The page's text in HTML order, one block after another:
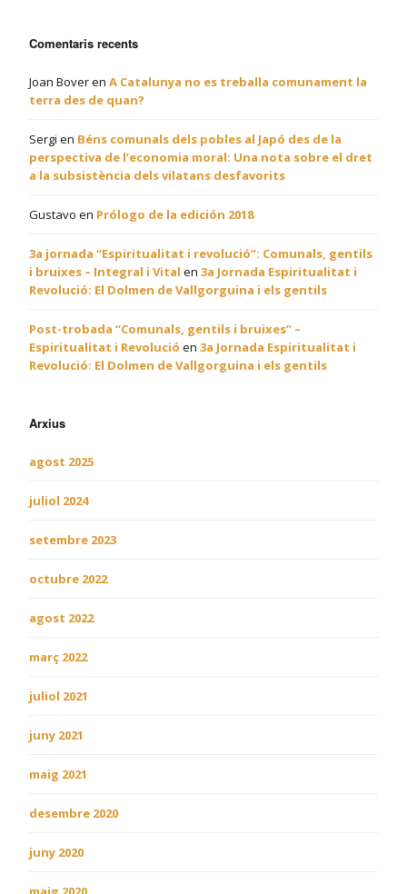
Comentaris recents
Joan Boveren A Catalunya no es treballa comunament la
terra des de quan?
Sergi en Béns comunals dels pobles al Japó des de la
perspectiva de l’economia moral: Una nota sobre el dret
a la subsistència dels vilatans desfavorits
Gustavo en Prólogo de la edición 2018
3a jornada “Espiritualitat i revolució”: Comunals, gentils
i bruixes – Integral i Vital en 3a Jornada Espiritualitat i
Revolució: El Dolmen de Vallgorguina i els gentils
Post-trobada “Comunals, gentils i bruixes” –
Espiritualitat i Revolució en 3a Jornada Espiritualitat i
Revolució: El Dolmen de Vallgorguina i els gentils
Arxius
agost 2025
juliol 2024
setembre 2023
octubre 2022
agost 2022
març 2022
juliol 2021
juny 2021
maig 2021
desembre 2020
juny 2020